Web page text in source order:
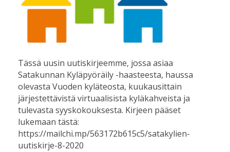
Tässä uusin uutiskirjeemme, jossa asiaa
Satakunnan Kyläpyöräily -haasteesta, haussa
olevasta Vuoden kyläteosta, kuukausittain
järjestettävistä virtuaalisista kyläkahveista ja
tulevasta syyskokouksesta. Kirjeen pääset
lukemaan tästä:
https://mailchi.mp/563172b615c5/satakylien-
uutiskirje-8-2020